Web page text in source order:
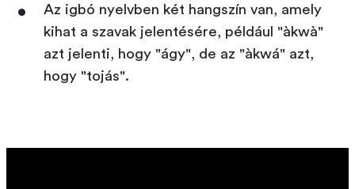
Az igbó nyelvben két hangszín van, amely
kihat a szavak jelentésére, például "àkwà"
azt jelenti, hogy "ágy", de az "àkwá" azt,
hogy "tojás".